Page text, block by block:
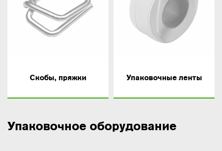
Скобы, пряжки Упаковочные ленты
Упаковочное оборудование